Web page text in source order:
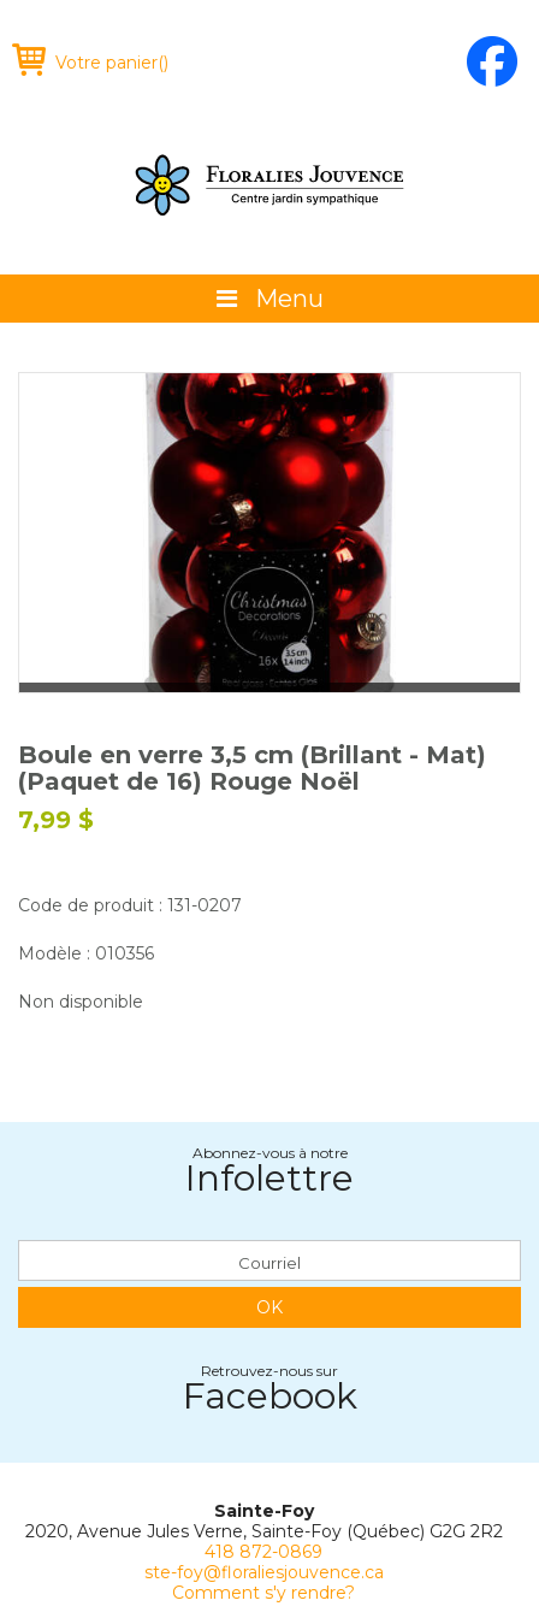
Votre panier()
Menu
La boutique
Promotions et évènements
Conseils
Glossaire
Calendrier horticole
Emplois
Service à la clientèle
Nous joindre
Boule en verre 3,5 cm (Brillant - Mat)
(Paquet de 16) Rouge Noël
7,99 $
Code de produit : 131-0207
Modèle : 010356
Non disponible
Abonnez-vous à notre
Infolettre
OK
Retrouvez-nous sur
Facebook
Sainte-Foy
2020, Avenue Jules Verne, Sainte-Foy (Québec) G2G 2R2
418 872-0869
ste-foy@floraliesjouvence.ca
Comment s'y rendre?